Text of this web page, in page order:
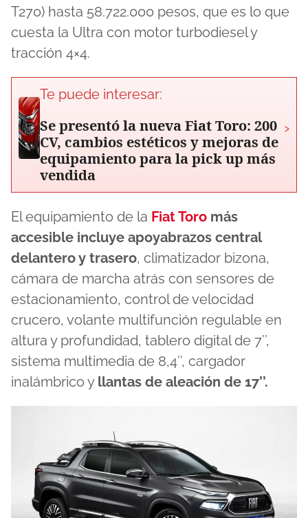
T270) hasta 58.722.000 pesos, que es lo que
cuesta la Ultra con motor turbodiesel y
tracción 4×4.
Te puede interesar:
Se presentó la nueva Fiat Toro: 200
CV, cambios estéticos y mejoras de
equipamiento para la pick up más
vendida
›
El equipamiento de la Fiat Toro más
accesible incluye apoyabrazos central
delantero y trasero, climatizador bizona,
cámara de marcha atrás con sensores de
estacionamiento, control de velocidad
crucero, volante multifunción regulable en
altura y profundidad, tablero digital de 7’’,
sistema multimedia de 8,4’’, cargador
inalámbrico y llantas de aleación de 17’’.